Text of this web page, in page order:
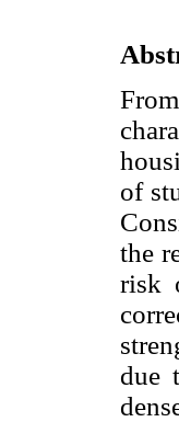
of
the
risk
due